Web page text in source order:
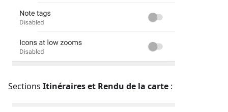
Sections Itinéraires et Rendu de la carte :